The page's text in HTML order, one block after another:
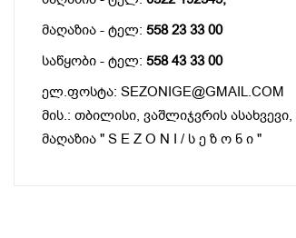
მაღაზია - ტელ: 558 23 33 00
საწყობი - ტელ: 558 43 33 00
ელ.ფოსტა: SEZONIGE@GMAIL.COM
მის.: თბილისი, ვაშლიჯვრის
მაღაზია " S E Z O N I / ს ე ზ ო ნ ი "